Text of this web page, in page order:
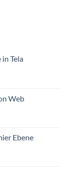
Tela
Web
Ebene